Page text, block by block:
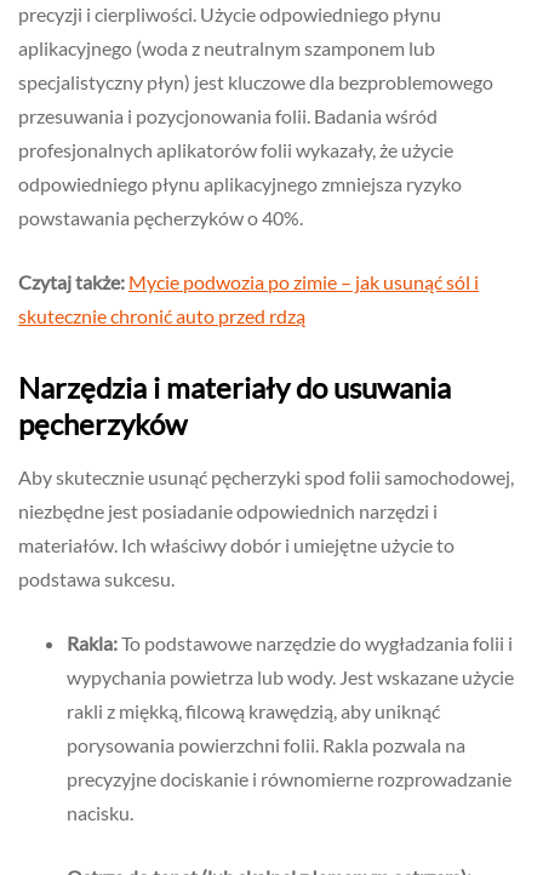
precyzji i cierpliwości. Użycie odpowiedniego płynu
aplikacyjnego (woda z neutralnym szamponem lub
specjalistyczny płyn) jest kluczowe dla bezproblemowego
przesuwania i pozycjonowania folii. Badania wśród
profesjonalnych aplikatorów folii wykazały, że użycie
odpowiedniego płynu aplikacyjnego zmniejsza ryzyko
powstawania pęcherzyków o 40%.
Czytaj także: Mycie podwozia po zimie – jak usunąć sól i
skutecznie chronić auto przed rdzą
Narzędzia i materiały do usuwania
pęcherzyków
Aby skutecznie usunąć pęcherzyki spod folii samochodowej,
niezbędne jest posiadanie odpowiednich narzędzi i
materiałów. Ich właściwy dobór i umiejętne użycie to
podstawa sukcesu.
Rakla:To podstawowe narzędzie do wygładzania folii i
wypychania powietrza lub wody. Jest wskazane użycie
rakli z miękką, filcową krawędzią, aby uniknąć
porysowania powierzchni folii. Rakla pozwala na
precyzyjne dociskanie i równomierne rozprowadzanie
nacisku.